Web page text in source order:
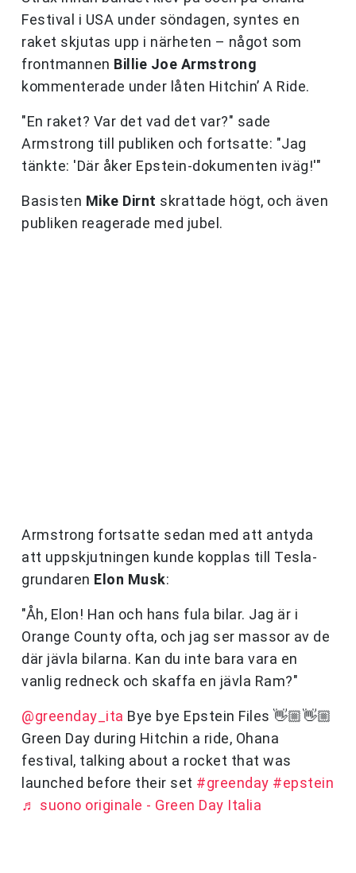
Festival i USA under söndagen, syntes en
raket skjutas upp i närheten – något som
frontmannen Billie Joe Armstrong
kommenterade under låten Hitchin’ A Ride.
"En raket? Var det vad det var?" sade
Armstrong till publiken och fortsatte: "Jag
tänkte: 'Där åker Epstein-dokumenten iväg!'"
Basisten Mike Dirnt skrattade högt, och även
publiken reagerade med jubel.
Armstrong fortsatte sedan med att antyda
att uppskjutningen kunde kopplas till Tesla-
grundaren Elon Musk:
"Åh, Elon! Han och hans fula bilar. Jag är i
Orange County ofta, och jag ser massor av de
där jävla bilarna. Kan du inte bara vara en
vanlig redneck och skaffa en jävla Ram?"
@greenday_ita Bye bye Epstein Files 👋🏼👋🏼
Green Day during Hitchin a ride, Ohana
festival, talking about a rocket that was
launched before their set #greenday #epstein
♬ suono originale - Green Day Italia